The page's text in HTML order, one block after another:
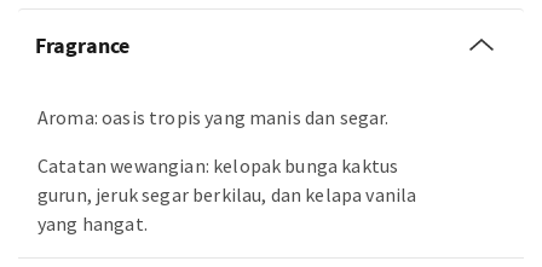
Fragrance
Aroma: oasis tropis yang manis dan segar.
Catatan wewangian: kelopak bunga kaktus
gurun, jeruk segar berkilau, dan kelapa vanila
yang hangat.